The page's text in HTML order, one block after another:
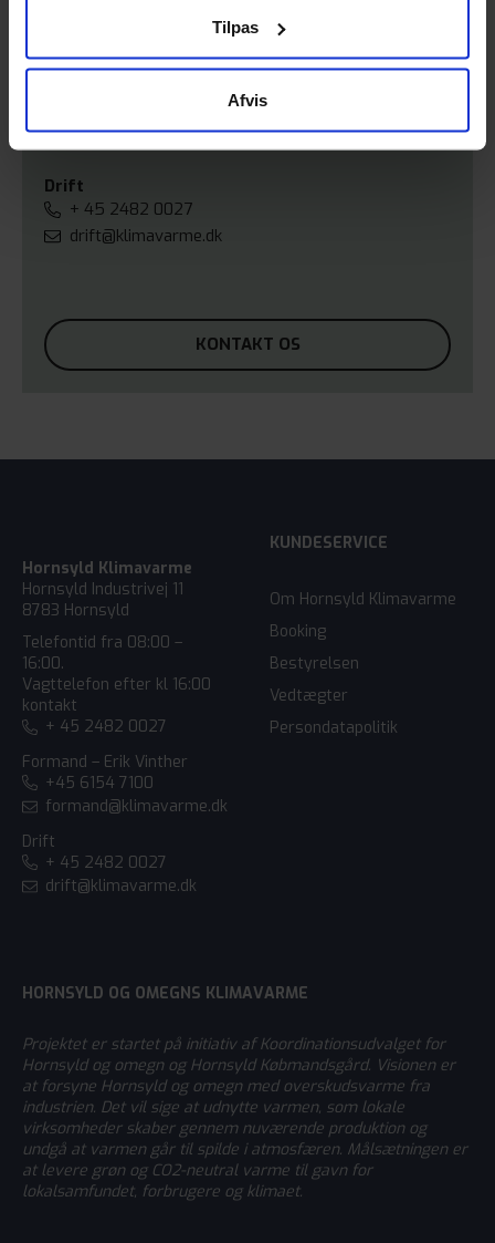
Tilpas
Afvis
Telefontid fra 08:00 – 16:00.
Vagttelefon efter kl 16:00 kontakt
+ 45 2482 0027
formand@klimavarme.dk
Drift
+ 45 2482 0027
drift@klimavarme.dk
KONTAKT OS
Hornsyld Klimavarme
Hornsyld Industrivej 11
8783 Hornsyld
Telefontid fra 08:00 –
16:00.
Vagttelefon efter kl 16:00
kontakt
+ 45 2482 0027
Formand – Erik Vinther
+45 6154 7100
formand@klimavarme.dk
Drift
+ 45 2482 0027
drift@klimavarme.dk
HORNSYLD OG OMEGNS KLIMAVARME
Projektet er startet på initiativ af Koordinationsudvalget for
Hornsyld og omegn og Hornsyld Købmandsgård. Visionen er
at forsyne Hornsyld og omegn med overskudsvarme fra
industrien. Det vil sige at udnytte varmen, som lokale
virksomheder skaber gennem nuværende produktion og
undgå at varmen går til spilde i atmosfæren. Målsætningen er
at levere grøn og CO2-neutral varme til gavn for
lokalsamfundet, forbrugere og klimaet.
KUNDESERVICE
Om Hornsyld Klimavarme
Booking
Bestyrelsen
Vedtægter
Persondatapolitik